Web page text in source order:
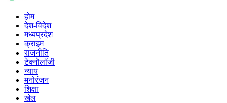
होम
देश-विदेश
मध्यप्रदेश
क्राइम
राजनीति
टेक्नोलॉजी
न्याय
मनोरंजन
शिक्षा
खेल